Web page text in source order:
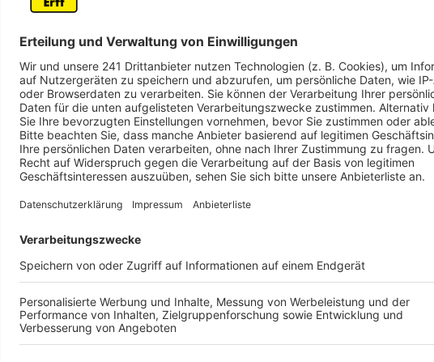
Anzeige
Seinen Durchbruch schaffte Tony Bauer aus
Comedian deutschlandweit bekannt und ist mit
unterwegs und bringt die Zuschauerinnen und
Anzeige
In seinem
Krankheitsgeschichte. Der Titel bezieht sich auf